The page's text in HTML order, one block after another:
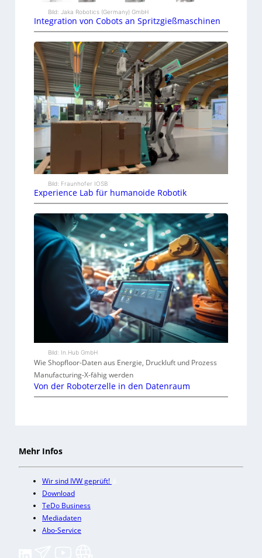
Bild: Jaka Robotics (Germany) GmbH
Integration von Cobots an Spritzgießmaschinen
Bild: Fraunhofer IOSB
Experience Lab für humanoide Robotik
Bild: In.Hub GmbH
Wie Shopfloor-Daten aus Energie, Druckluft und Prozess
Manufacturing-X-fähig werden
Von der Roboterzelle in den Datenraum
Mehr Infos
Wir sind IVW geprüft!
Download
TeDo Business
Mediadaten
Abo-Service